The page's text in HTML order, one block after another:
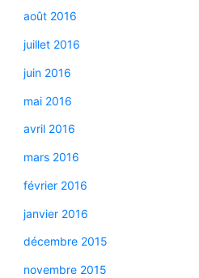
août 2016
juillet 2016
juin 2016
mai 2016
avril 2016
mars 2016
février 2016
janvier 2016
décembre 2015
novembre 2015